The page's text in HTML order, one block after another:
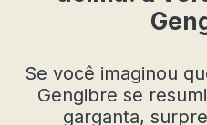
Se você imaginou
Gengibre se
garganta,